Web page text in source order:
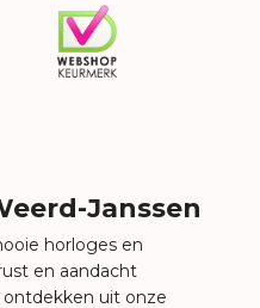
Janssen
horloges en
en aandacht
ontdekken uit onze